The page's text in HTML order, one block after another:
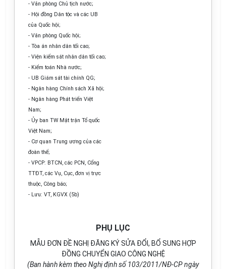
- Văn phòng Chủ tịch nước;
- Hội đồng Dân tộc và các UB
của Quốc hội;
- Văn phòng Quốc hội;
- Tòa án nhân dân tối cao;
- Viện kiểm sát nhân dân tối cao;
- Kiểm toán Nhà nước;
- UB Giám sát tài chính QG;
- Ngân hàng Chính sách Xã hội;
- Ngân hàng Phát triển Việt
Nam;
- Ủy ban TW Mặt trận Tổ quốc
Việt Nam;
- Cơ quan Trung ương của các
đoàn thể;
- VPCP: BTCN, các PCN, Cổng
TTĐT, các Vụ, Cục, đơn vị trực
thuộc, Công báo;
- Lưu: VT, KGVX (5b)
PHỤ LỤC
MẪU ĐƠN ĐỀ NGHỊ ĐĂNG KÝ SỬA ĐỔI, BỔ SUNG HỢP
ĐỒNG CHUYỂN GIAO CÔNG NGHỆ
(Ban hành kèm theo Nghị định số 103/2011/NĐ-CP ngày